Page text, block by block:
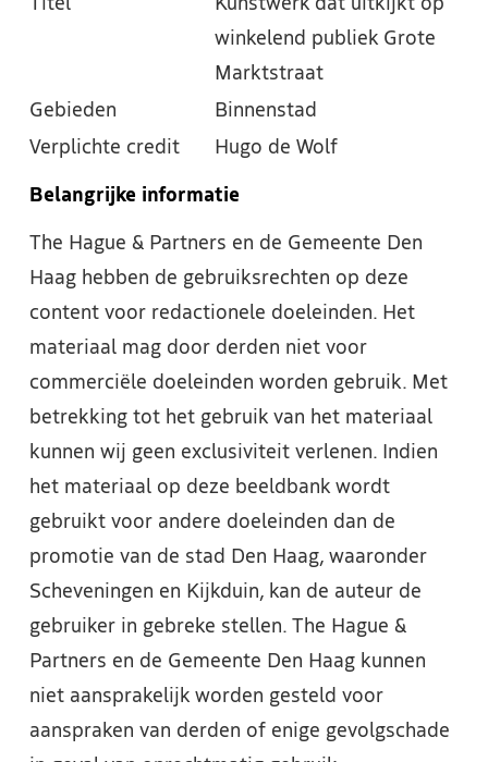
Titel
Kunstwerk dat uitkijkt op
winkelend publiek Grote
Marktstraat
Gebieden
Binnenstad
Verplichte credit
Hugo de Wolf
Belangrijke informatie
The Hague & Partners en de Gemeente Den
Haag hebben de gebruiksrechten op deze
content voor redactionele doeleinden. Het
materiaal mag door derden niet voor
commerciële doeleinden worden gebruik. Met
betrekking tot het gebruik van het materiaal
kunnen wij geen exclusiviteit verlenen. Indien
het materiaal op deze beeldbank wordt
gebruikt voor andere doeleinden dan de
promotie van de stad Den Haag, waaronder
Scheveningen en Kijkduin, kan de auteur de
gebruiker in gebreke stellen. The Hague &
Partners en de Gemeente Den Haag kunnen
niet aansprakelijk worden gesteld voor
aanspraken van derden of enige gevolgschade